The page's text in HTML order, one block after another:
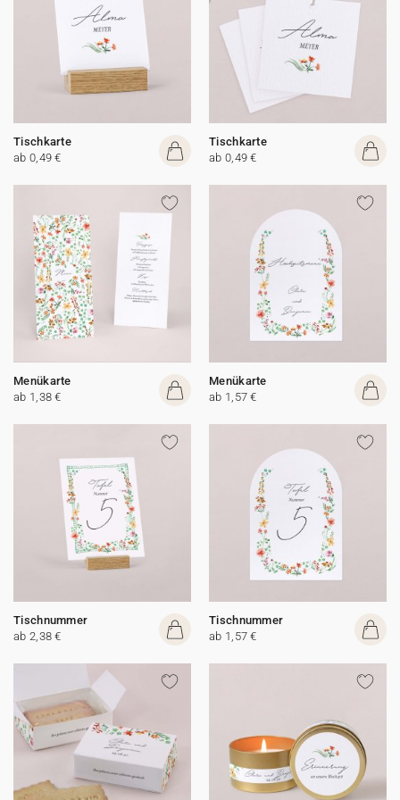
Tischkarte
ab 0,49 €
Tischkarte
ab 0,49 €
Menükarte
ab 1,38 €
Menükarte
ab 1,57 €
Tischnummer
ab 2,38 €
Tischnummer
ab 1,57 €